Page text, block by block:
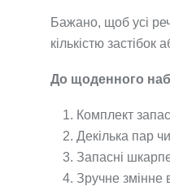
Бажано, щоб усі
кількістю
До щоденного
Комплект
Декілька пар
Запасні
Зручне змінне